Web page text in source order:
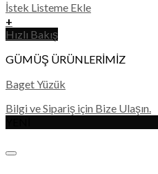
İstek Listeme Ekle
+
Hızlı Bakış
GÜMÜŞ ÜRÜNLERİMİZ
Baget Yüzük
Bilgi ve Sipariş için Bize Ulaşın.